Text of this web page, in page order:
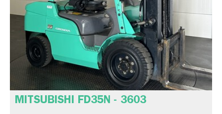
MITSUBISHI FD35N - 3603